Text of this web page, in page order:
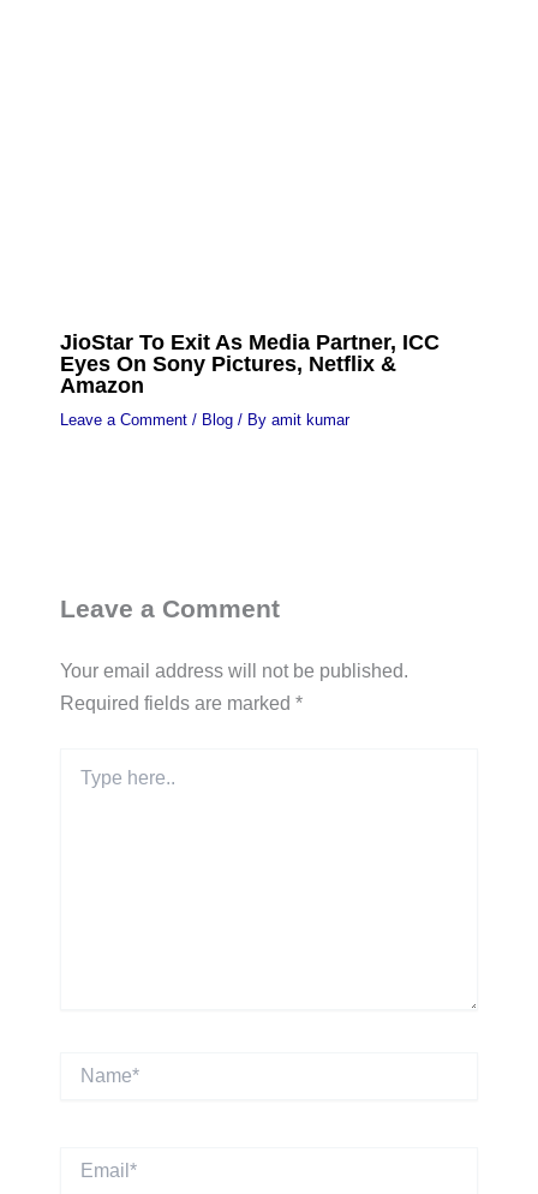
JioStar To Exit As Media Partner, ICC
Eyes On Sony Pictures, Netflix &
Amazon
Leave a Comment / Blog/ By amit kumar
Leave a Comment
Your email address will not be published.
Required fields are marked *
here..